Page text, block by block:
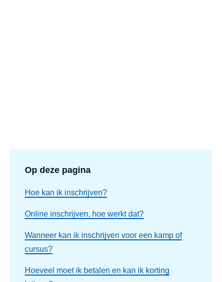
Op deze pagina
Hoe kan ik inschrijven?
Online inschrijven, hoe werkt dat?
Wanneer kan ik inschrijven voor een kamp of
cursus?
Hoeveel moet ik betalen en kan ik korting